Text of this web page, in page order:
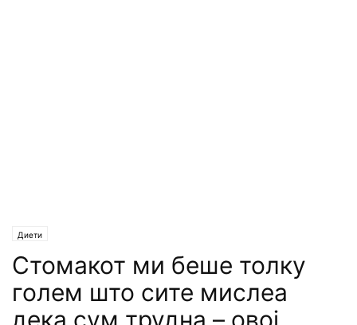
Диети
Стомакот ми беше толку
голем што сите мислеа